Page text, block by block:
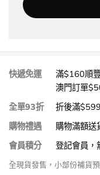
快遞免運
滿$160順
澳門訂單
全單93折
折後滿
購物禮遇
購物滿額送
會員積分
登記會員，
全現貨發售，小部份補貨